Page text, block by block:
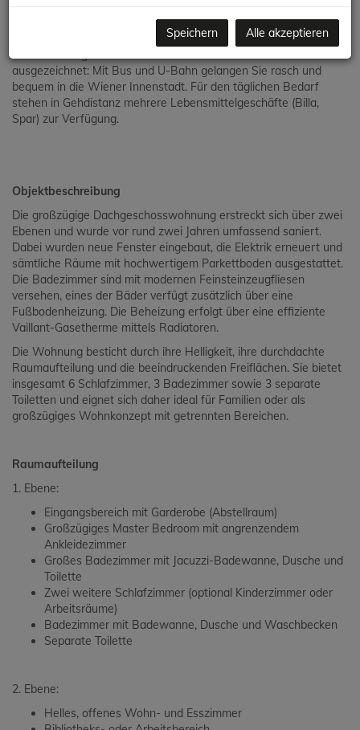
ausgezeichnet: Mit Bus und U-Bahn gelangen Sie rasch und
bequem in die Wiener Innenstadt. Für den täglichen Bedarf
stehen in Gehdistanz mehrere Lebensmittelgeschäfte (Billa,
Spar) zur Verfügung.
Objektbeschreibung
Die großzügige Dachgeschosswohnung erstreckt sich über zwei
Ebenen und wurde vor rund zwei Jahren umfassend saniert.
Dabei wurden neue Fenster eingebaut, die Elektrik erneuert und
sämtliche Räume mit hochwertigem Parkettboden ausgestattet.
Die Badezimmer sind mit modernen Feinsteinzeugfliesen
versehen, eines der Bäder verfügt zusätzlich über eine
Fußbodenheizung. Die Beheizung erfolgt über eine effiziente
Vaillant-Gasetherme mittels Radiatoren.
Die Wohnung besticht durch ihre Helligkeit, ihre durchdachte
Raumaufteilung und die beeindruckenden Freiflächen. Sie bietet
insgesamt 6 Schlafzimmer, 3 Badezimmer sowie 3 separate
Toiletten und eignet sich daher ideal für Familien oder als
großzügiges Wohnkonzept mit getrennten Bereichen.
Raumaufteilung
1. Ebene:
Eingangsbereich mit Garderobe (Abstellraum)
Großzügiges Master Bedroom mit angrenzendem
Ankleidezimmer
Großes Badezimmer mit Jacuzzi-Badewanne, Dusche und
Toilette
Zwei weitere Schlafzimmer (optional Kinderzimmer oder
Arbeitsräume)
Badezimmer mit Badewanne, Dusche und Waschbecken
Separate Toilette
2. Ebene:
Helles, offenes Wohn- und Esszimmer
Speichern Alle akzeptieren